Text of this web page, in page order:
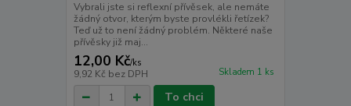
Vybrali jste si reflexní přívěsek, ale nemáte
žádný otvor, kterým byste provlékli řetízek?
Teď už to není žádný problém. Některé naše
přívěsky již maj...
12,00 Kč/ks
9,92 Kč bez DPH Skladem 1 ks
To chci